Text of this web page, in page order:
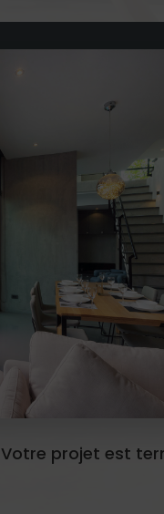
Votre projet est